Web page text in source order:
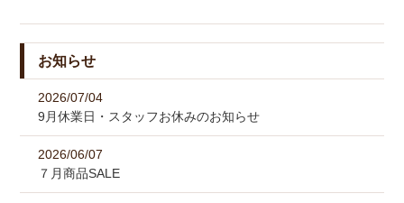
お知らせ
2026/07/04
9月休業日・スタッフお休みのお知らせ
2026/06/07
７月商品SALE